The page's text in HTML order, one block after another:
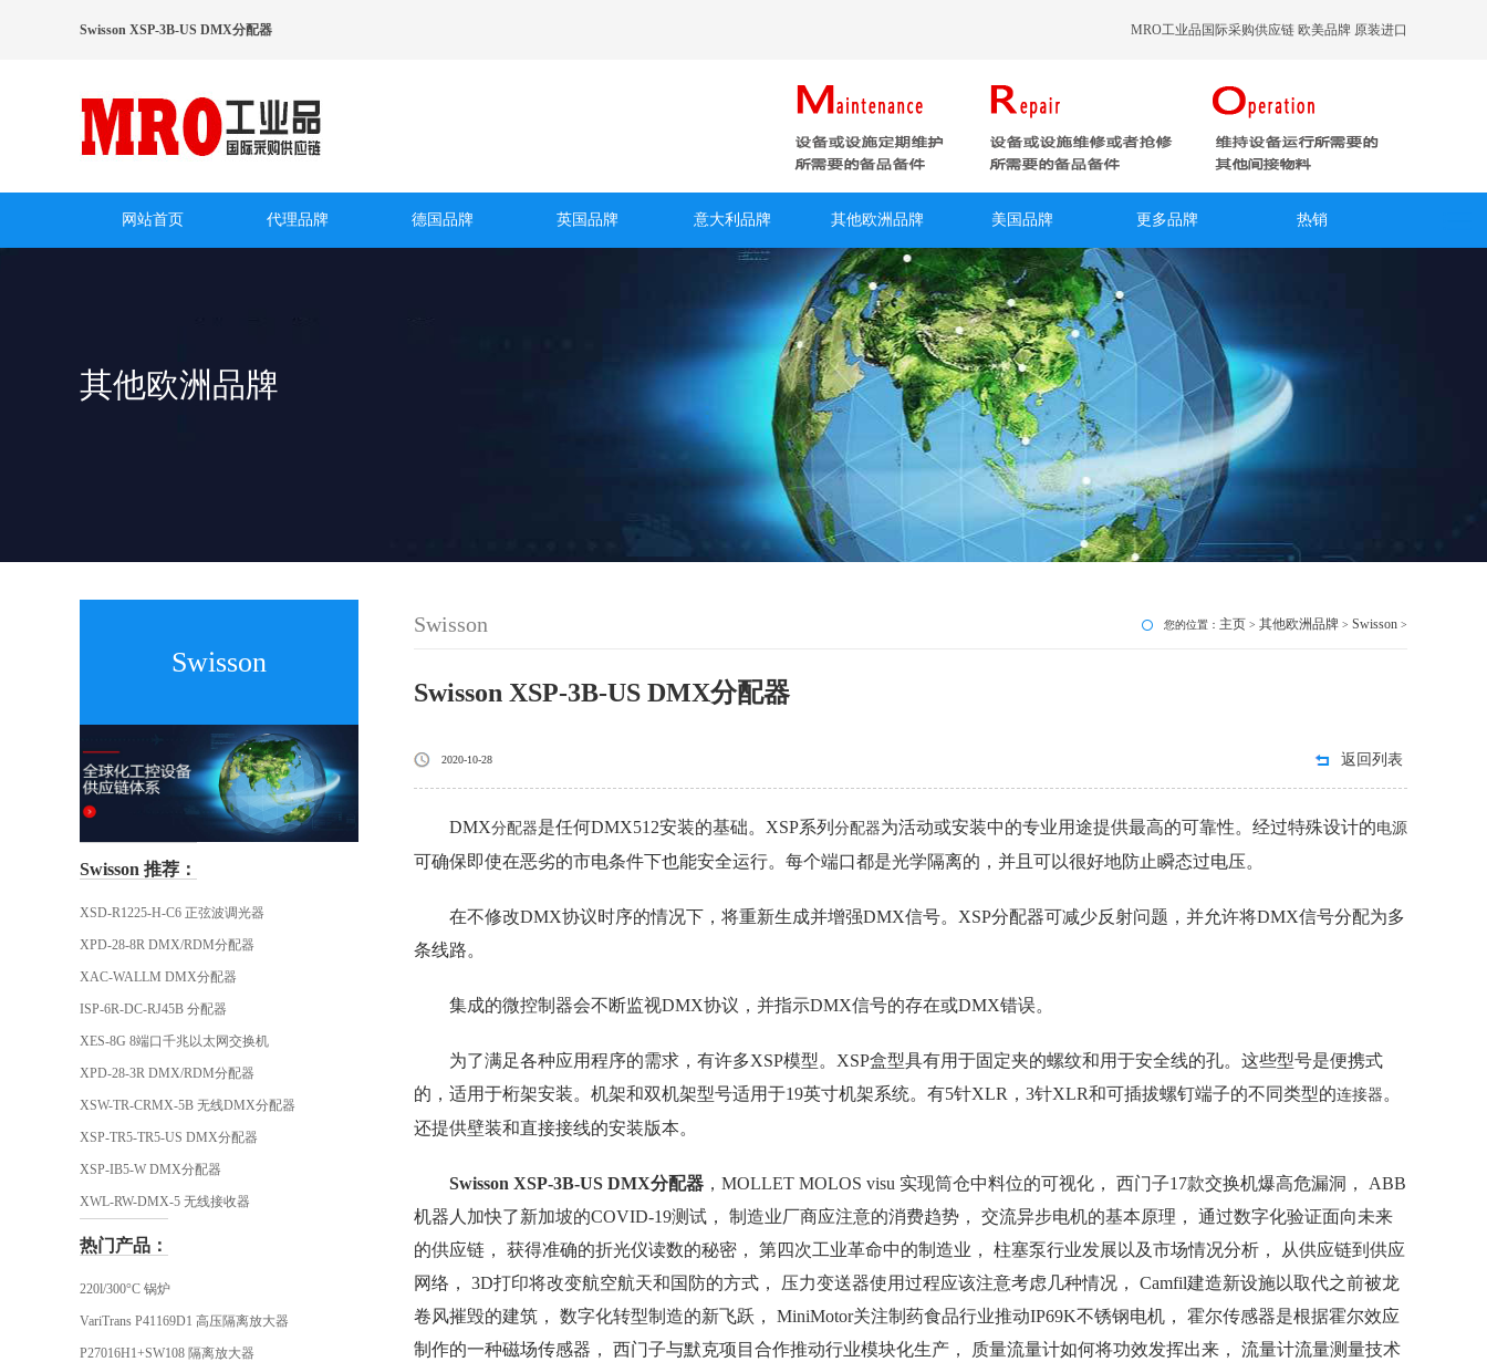
Swisson XSP-3B-US DMX分配器 MRO工业品国际采购供应链 欧美品牌 原装进口
网站首页 代理品牌 德国品牌 英国品牌 意大利品牌 其他欧洲品牌 美国品牌 更多品牌 热销
其他欧洲品牌
Swisson
Swisson 推荐：
XSD-R1225-H-C6 正弦波调光器
XPD-28-8R DMX/RDM分配器
XAC-WALLM DMX分配器
ISP-6R-DC-RJ45B 分配器
XES-8G 8端口千兆以太网交换机
XPD-28-3R DMX/RDM分配器
XSW-TR-CRMX-5B 无线DMX分配器
XSP-TR5-TR5-US DMX分配器
XSP-IB5-W DMX分配器
XWL-RW-DMX-5 无线接收器
热门产品：
220l/300°C 锅炉
VariTrans P41169D1 高压隔离放大器
P27016H1+SW108 隔离放大器
Swisson 您的位置： 主页 > 其他欧洲品牌 > Swisson >
Swisson XSP-3B-US DMX分配器
2020-10-28 返回列表
DMX分配器是任何DMX512安装的基础。XSP系列 分配器为活动或安装中的专业用途提供最高的可靠性。经过特殊设计的电源
可确保即使在恶劣的市电条件下也能安全运行。每个端口都是光学隔离的，并且可以很好地防止瞬态过电压。
在不修改DMX协议时序的情况下，将重新生成并增强DMX信号。XSP分配器可减少反射问题，并允许将DMX信号分配为多
条线路。
集成的微控制器会不断监视DMX协议，并指示DMX信号的存在或DMX错误。
为了满足各种应用程序的需求，有许多XSP模型。XSP盒型具有用于固定夹的螺纹和用于安全线的孔。这些型号是便携式
的，适用于桁架安装。机架和双机架型号适用于19英寸机架系统。有5针XLR，3针XLR和可插拔螺钉端子的不同类型的连接器 。
还提供壁装和直接接线的安装版本。
Swisson XSP-3B-US DMX分配器 ，MOLLET MOLOS visu 实现筒仓中料位的可视化， 西门子17款交换机爆高危漏洞， ABB
机器人加快了新加坡的COVID-19测试， 制造业厂商应注意的消费趋势， 交流异步电机的基本原理， 通过数字化验证面向未来
的供应链， 获得准确的折光仪读数的秘密， 第四次工业革命中的制造业， 柱塞泵行业发展以及市场情况分析， 从供应链到供应
网络， 3D打印将改变航空航天和国防的方式， 压力变送器使用过程应该注意考虑几种情况， Camfil建造新设施以取代之前被龙
卷风摧毁的建筑， 数字化转型制造的新飞跃， MiniMotor关注制药食品行业推动IP69K不锈钢电机， 霍尔传感器是根据霍尔效应
制作的一种磁场传感器， 西门子与默克项目合作推动行业模块化生产， 质量流量计如何将功效发挥出来， 流量计流量测量技术